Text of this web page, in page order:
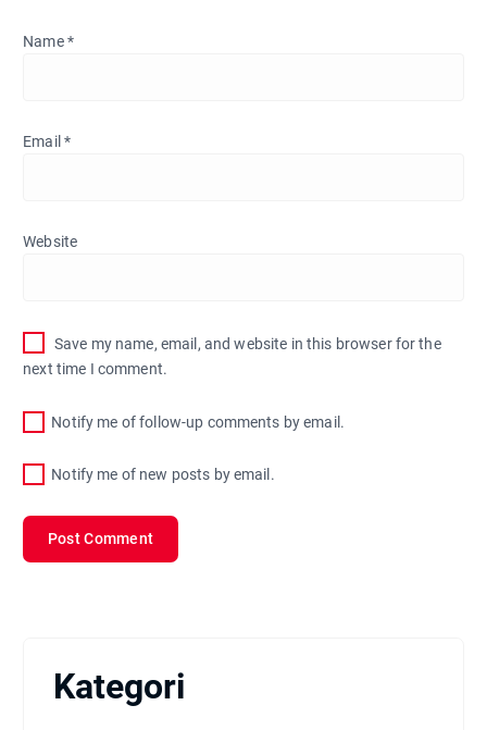
Name*
Email *
Website
Save my name, email, and website in this browser for the
next time I comment.
Notify me of follow-up comments by email.
Notify me of new posts by email.
Kategori